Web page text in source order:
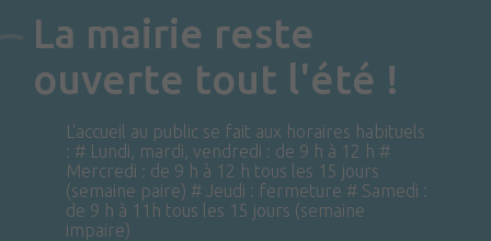
La mairie reste
ouverte tout l'été !
L'accueil au public se fait aux horaires habituels
: # Lundi, mardi, vendredi : de 9 h à 12 h #
Mercredi : de 9 h à 12 h tous les 15 jours
(semaine paire) # Jeudi : fermeture # Samedi :
de 9 h à 11h tous les 15 jours (semaine
impaire)